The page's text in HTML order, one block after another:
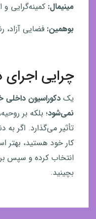
مینیمال: کمینه‌گرایی
بوهمین: فضایی آزاد،
چرایی
یک دکوراسیون داخلی
نمی‌شود؛ بلکه بر
تأثیر می‌گذارد. اگر به
کار خود هستید، بهتر
انتخاب کرده و سپس
بچینید.